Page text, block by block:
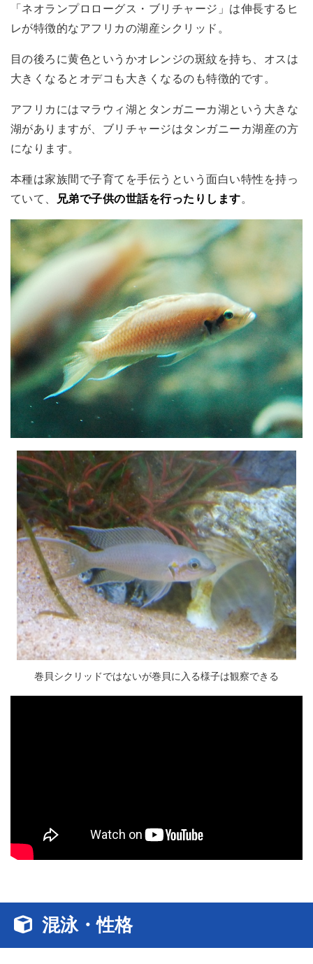
「ネオランプロローグス・ブリチャージ 」は伸長するヒ
レが特徴的なアフリカの湖産シクリッド。
目の後ろに黄色というかオレンジの斑紋を持ち、オスは
大きくなるとオデコも大きくなるのも特徴的です。
アフリカにはマラウィ湖とタンガニーカ湖という大きな
湖がありますが、ブリチャージはタンガニーカ湖産の方
になります。
本種は家族間で子育てを手伝うという面白い特性を持っ
ていて、
兄弟で子供の世話を行ったりします。
巻貝シクリッドではないが巻貝に入る様子は観察できる
混泳・性格